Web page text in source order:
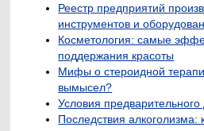
Реестр предприятий
инструментов и
Косметология: самые
поддержания красоты
Мифы о стероидной
вымысел?
Условия предварительного
Последствия алкоголизма: